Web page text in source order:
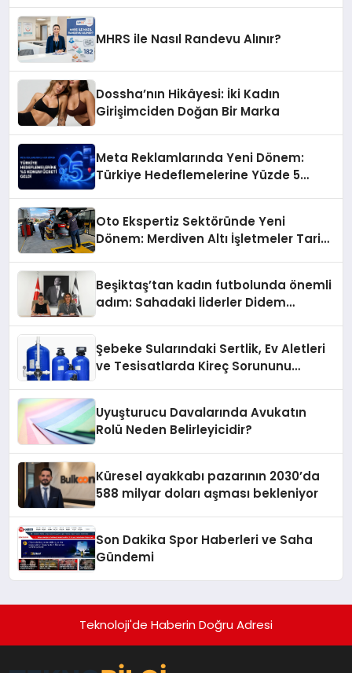
MHRS ile Nasıl Randevu Alınır?
Dossha’nın Hikâyesi: İki Kadın
Girişimciden Doğan Bir Marka
Meta Reklamlarında Yeni Dönem:
Türkiye Hedeflemelerine Yüzde 5
Oto Ekspertiz Sektöründe Yeni
Dönem: Merdiven Altı İşletmeler Tarih
Beşiktaş’tan kadın futbolunda önemli
adım: Sahadaki liderler Didem
Şebeke Sularındaki Sertlik, Ev Aletleri
ve Tesisatlarda Kireç Sorununu
Uyuşturucu Davalarında Avukatın
Rolü Neden Belirleyicidir?
Küresel ayakkabı pazarının 2030’da
588 milyar doları aşması bekleniyor
Son Dakika Spor Haberleri ve Saha
Gündemi
Teknoloji'de Haberin Doğru Adresi